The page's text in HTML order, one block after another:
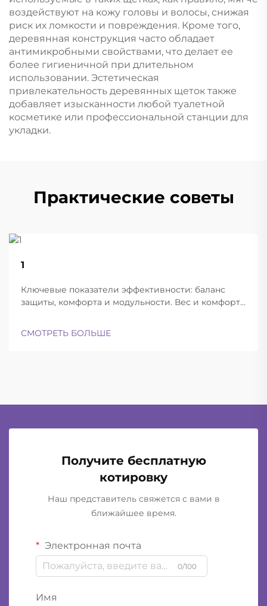
воздействуют на кожу головы и волосы, снижая
риск их ломкости и повреждения. Кроме того,
деревянная конструкция часто обладает
антимикробными свойствами, что делает ее
более гигиеничной при длительном
использовании. Эстетическая
привлекательность деревянных щеток также
добавляет изысканности любой туалетной
косметике или профессиональной станции для
укладки.
Практические советы
1
Ключевые показатели эффективности: баланс
защиты, комфорта и модульности. Вес и комфорт
шлемы успешно находят баланс между
СМОТРЕТЬ БОЛЬШЕ
Получите бесплатную
котировку
Наш представитель свяжется с вами в
ближайшее время.
Электронная почта
0/100
Имя